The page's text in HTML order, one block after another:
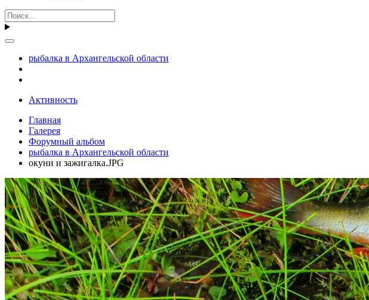
рыбалка в Архангельской области
Активность
Главная
Галерея
Форумный альбом
рыбалка в Архангельской области
окуни и зажигалка.JPG